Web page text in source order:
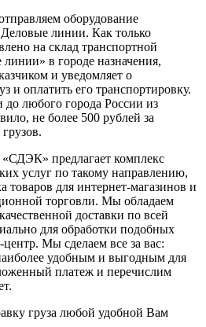
оборудование
линии. Как только
на склад транспортной
в городе назначения,
и уведомляет о
и оплатить его транспортировку.
до любого города России из
не более 500 рублей за
предлагает комплекс
услуг по такому направлению,
товаров для интернет-магазинов и
торговли. Мы обладаем
доставки по всей
для обработки подобных
центр. Мы сделаем все за вас:
удобным и выгодным для
платеж и перечислим
груза любой удобной Вам